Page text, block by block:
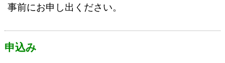
事前にお申し出ください。
申込み